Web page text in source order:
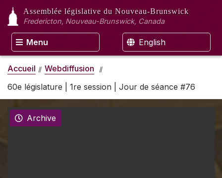
Assemblée législative du Nouveau-Brunswick
Fredericton, Nouveau-Brunswick, Canada
Menu English
Accueil
Webdiffusion
60e législature | 1re session | Jour de séance #76
Archive